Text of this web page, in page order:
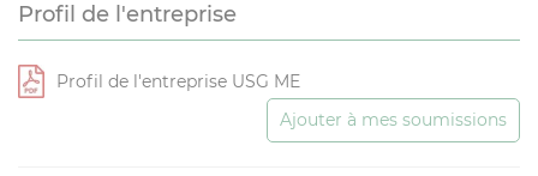
Profil de l'entreprise
Profil de l'entreprise USG ME
Ajouter à mes soumissions